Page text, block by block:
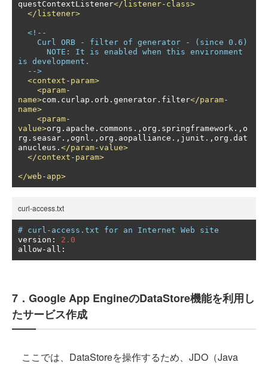
questContextListener</listener-class>
</listener>
<!--
is development.
  -->
<context-param>
<param-
name>com.curlap.orb.generator.filter</param-
name>
<param-
value>org.apache.commons.,org.springframework.,o
rg.seasar.,ognl.,org.aopalliance.,junit.,org.dat
anucleus. </param-value>
</context-param>
</web-app>
curl-access.txt
# curl-access.txt for an Internet Web site
version :
2.0
allow- all :
7．Google App EngineのDataStore機能を利用し
たサービス作成
ここでは、DataStoreを操作するため、JDO（Java